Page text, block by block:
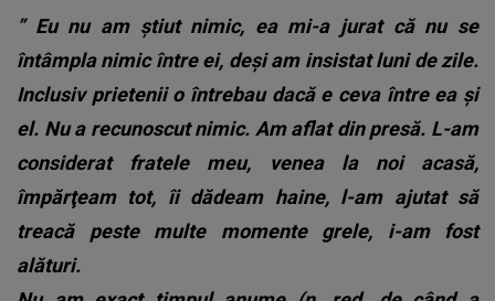
” Eu nu am ştiut nimic, ea mi-a jurat că nu se
întâmpla nimic între ei, deşi am insistat luni de zile.
Inclusiv prietenii o întrebau dacă e ceva între ea şi
el. Nu a recunoscut nimic. Am aflat din presă. L-am
considerat fratele meu, venea la noi acasă,
împărţeam tot, îi dădeam haine, l-am ajutat să
treacă peste multe momente grele, i-am fost
alături.